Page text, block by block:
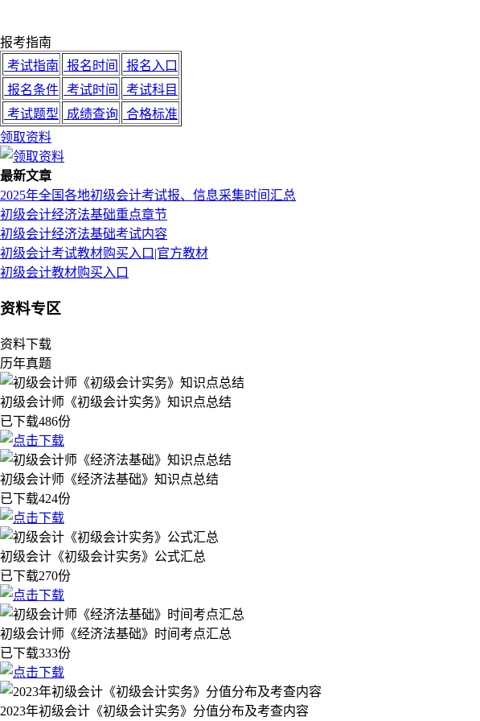
报考指南
考试指南
报名时间
报名入口
报名条件 考试时间
考试科目
考试题型
成绩查询
合格标准
领取资料
最新文章
2025年全国各地初级会计考试报、信息采集时间汇总
初级会计经济法基础重点章节
初级会计经济法基础考试内容
初级会计考试教材购买入口|官方教材
初级会计教材购买入口
资料专区
资料下载
历年真题
初级会计师《初级会计实务》知识点总结
已下载486份
初级会计师《经济法基础》知识点总结
已下载424份
初级会计《初级会计实务》公式汇总
已下载270份
初级会计师《经济法基础》时间考点汇总
已下载333份
2023年初级会计《初级会计实务》分值分布及考查内容